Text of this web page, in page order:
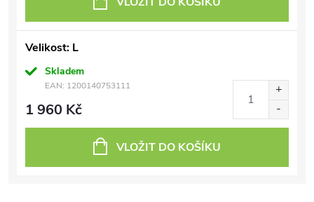
Velikost: L
Skladem
EAN: 1200140753111
1 960 Kč
VLOŽIT DO KOŠÍKU